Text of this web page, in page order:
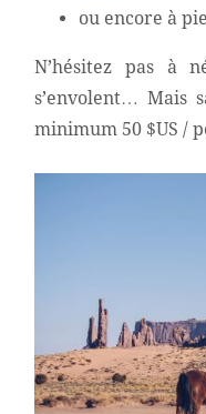
ou encore à
N’hésitez pas à
s’envolent… Mais
minimum 50 $US /